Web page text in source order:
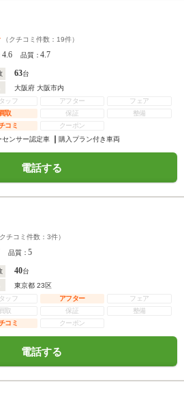
（クチコミ件数： 19件）
4.6 品質：4.7
63台
大阪府 大阪市内
ッフ
アフター
フェア
買取
保証
整備
コミ
クーポン
センサー認定車 購入プラン付き車両
電話する
クチコミ件数： 3件）
品質：5
40台
東京都 23区
ッフ
アフター
フェア
買取
保証
整備
コミ
クーポン
電話する